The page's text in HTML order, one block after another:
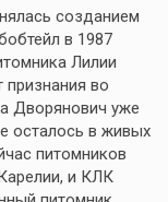
созданием
в 1987
Лилии
во
Дворянович уже
осталось в живых
питомников
и КЛК